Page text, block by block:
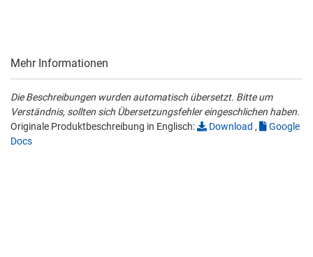
Mehr Informationen
Die Beschreibungen wurden automatisch übersetzt. Bitte um
Verständnis, sollten sich Übersetzungsfehler eingeschlichen haben.
Originale Produktbeschreibung in Englisch:
Download ,
Google
Docs